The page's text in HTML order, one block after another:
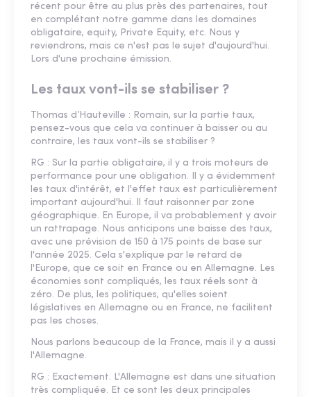
récent pour être au plus près des partenaires, tout
en complétant notre gamme dans les domaines
obligataire, equity, Private Equity, etc. Nous y
reviendrons, mais ce n'est pas le sujet d'aujourd'hui.
Lors d'une prochaine émission.
Les taux vont-ils se stabiliser ?
Thomas d’Hauteville : Romain, sur la partie taux,
pensez-vous que cela va continuer à baisser ou au
contraire, les taux vont-ils se stabiliser ?
RG : Sur la partie obligataire, il y a trois moteurs de
performance pour une obligation. Il y a évidemment
les taux d'intérêt, et l'effet taux est particulièrement
important aujourd'hui. Il faut raisonner par zone
géographique. En Europe, il va probablement y avoir
un rattrapage. Nous anticipons une baisse des taux,
avec une prévision de 150 à 175 points de base sur
l'année 2025. Cela s'explique par le retard de
l'Europe, que ce soit en France ou en Allemagne. Les
économies sont compliqués, les taux réels sont à
zéro. De plus, les politiques, qu'elles soient
législatives en Allemagne ou en France, ne facilitent
pas les choses.
Nous parlons beaucoup de la France, mais il y a aussi
l'Allemagne.
RG : Exactement. L'Allemagne est dans une situation
très compliquée. Et ce sont les deux principales